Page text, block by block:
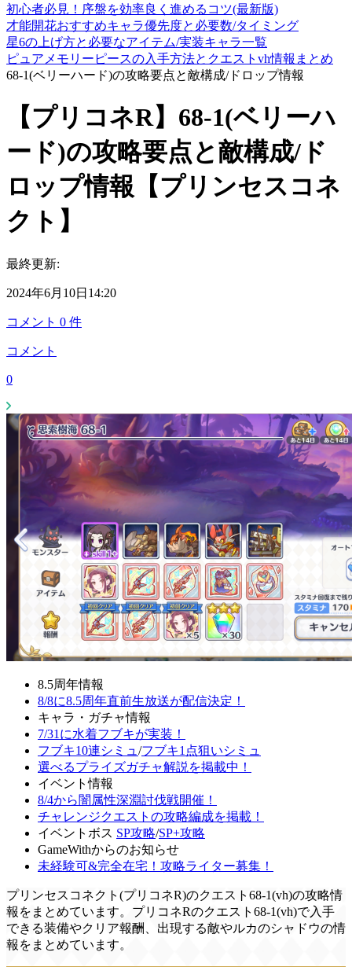
初心者必見！序盤を効率良く進めるコツ(最新版)
才能開花おすすめキャラ優先度と必要数/タイミング
星6の上げ方と必要なアイテム/実装キャラ一覧
ピュアメモリーピースの入手方法とクエストvh情報まとめ
68-1(ベリーハード)の攻略要点と敵構成/ドロップ情報
【プリコネR】68-1(ベリーハ
ード)の攻略要点と敵構成/ド
ロップ情報【プリンセスコネ
クト】
最終更新:
2024年6月10日14:20
コメント 0 件
コメント
0
8.5周年情報
8/8に8.5周年直前生放送が配信決定！
キャラ・ガチャ情報
7/31に水着フブキが実装！
フブキ10連シミュ /フブキ1点狙いシミュ
選べるプライズガチャ解説を掲載中！
イベント情報
8/4から闇属性深淵討伐戦開催！
チャレンジクエストの攻略編成を掲載！
イベントボス SP攻略/SP+攻略
GameWithからのお知らせ
未経験可&完全在宅！攻略ライター募集！
プリンセスコネクト(プリコネR)のクエスト68-1(vh)の攻略情
報をまとめています。プリコネRのクエスト68-1(vh)で入手
できる装備やクリア報酬、出現する敵やルカのシャドウの情
報をまとめています。